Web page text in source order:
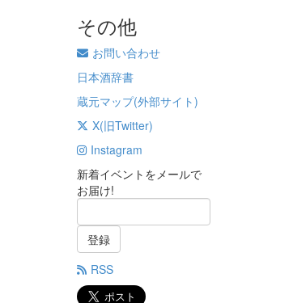
その他
お問い合わせ
日本酒辞書
蔵元マップ(外部サイト)
X(旧Twitter)
Instagram
新着イベントをメールで
お届け!
登録
RSS